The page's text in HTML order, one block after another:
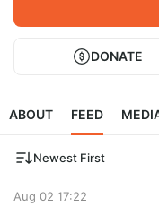
DONATE
ABOUT FEED
Newest First
Aug 02 17:22